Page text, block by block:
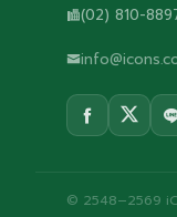
(02) 810-
© 2548–2569